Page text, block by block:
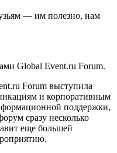
— им полезно, нам
Global Event.ru Forum.
Forum выступила
и корпоративным
поддержки,
сразу несколько
еще большей